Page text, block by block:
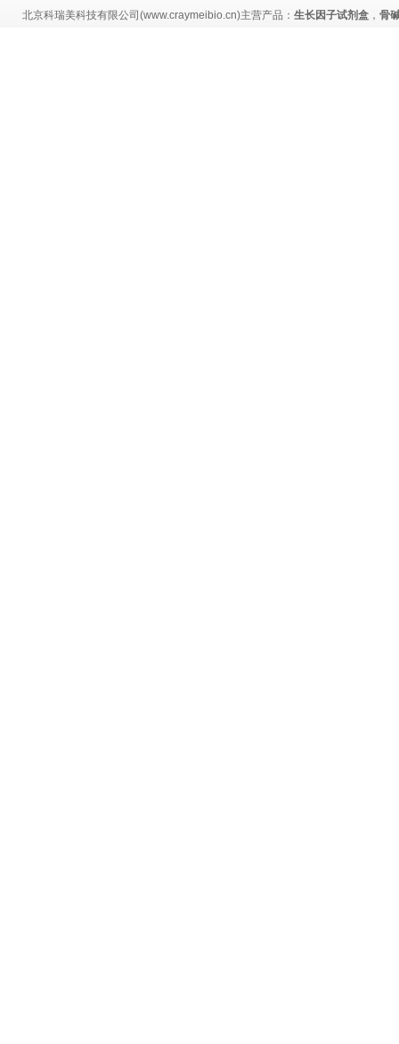
北京科瑞美科技有限公司(www.craymeibio.cn)主营产品： 生长因子试剂盒 ， 骨